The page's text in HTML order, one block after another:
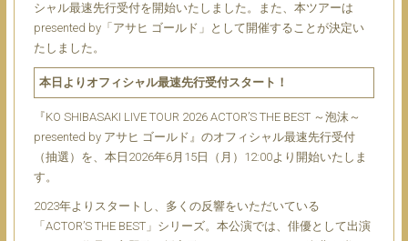
シャル最速先行受付を開始いたしました。また、本ツアーは
presented by「アサヒ ゴールド」として開催することが決定い
たしました。
本日よりオフィシャル最速先行受付スタート！
『KO SHIBASAKI LIVE TOUR 2026 ACTOR’S THE BEST ～泡沫～
presented by アサヒ ゴールド』のオフィシャル最速先行受付
（抽選）を、本日2026年6月15日（月）12:00より開始いたしま
す。
2023年よりスタートし、多くの反響をいただいている
「ACTOR’S THE BEST」シリーズ。本公演では、俳優として出演